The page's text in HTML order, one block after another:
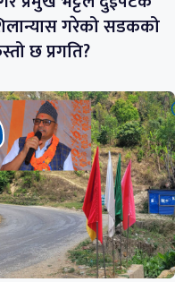
गरेको सडकको
छ प्रगति?